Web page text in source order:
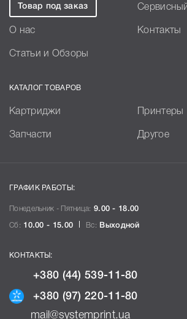
Товар под заказ
О нас Контакты
Статьи и Обзоры
КАТАЛОГ ТОВАРОВ
Картриджи Принтеры
Запчасти Другое
ГРАФИК РАБОТЫ:
Понедельник - Пятница: 9.00 - 18.00
Сб: 10.00 - 15.00 Вс: Выходной
КОНТАКТЫ:
+380 (44) 539-11-80
+380 (97) 220-11-80
mail@systemprint.ua